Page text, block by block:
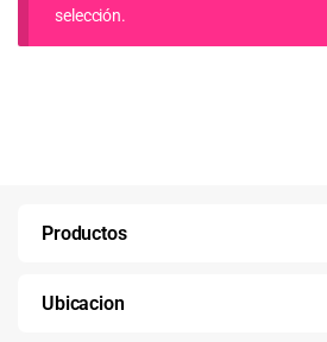
selección.
Productos
Ubicacion